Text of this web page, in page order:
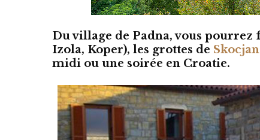
Du village de Padna, vous
Izola, Koper), les grottes de
midi ou une soirée en Croatie.